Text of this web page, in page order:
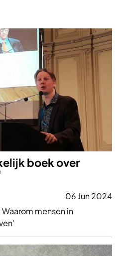
boek over
06 Jun 2024
mensen in